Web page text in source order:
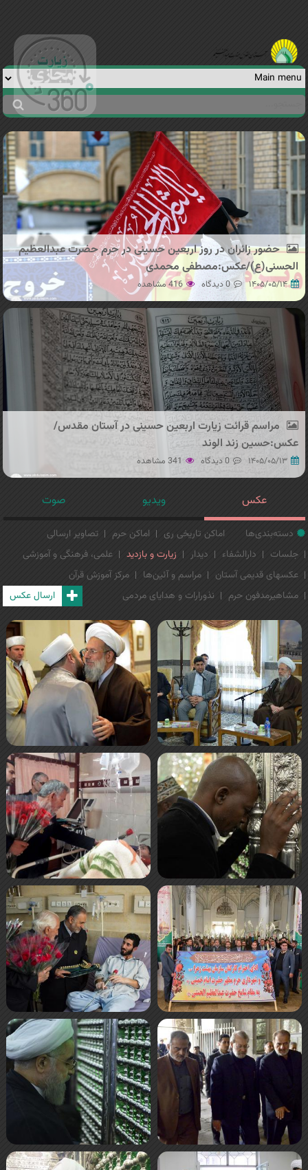
فرم
جستجو
حضور زائران در روز اربعین حسینی در حرم حضرت عبدالعظیم
الحسنی(ع)/عکس:مصطفی محمدی
۱۴۰۵/۰۵/۱۴ 0 دیدگاه 416 مشاهده
مراسم قرائت زیارت اربعین حسینی در آستان مقدس/
عکس:حسین زند الوند
۱۴۰۵/۰۵/۱۳ 0 دیدگاه 341 مشاهده
عکس ویدیو صوت
دسته‌بندی‌ها اماکن تاریخی ری اماکن حرم
تصاویر ارسالی
جلسات
دارالشفاء دیدار زیارت و بازدید
علمی، فرهنگی و آموزشی
عکسهای قدیمی آستان
مراسم و آئین‌ها
مرکز آموزش قرآن
مشاهیرمدفون حرم
نذورارات و هدایای مردمی ارسال عکس
صفحه‌ها